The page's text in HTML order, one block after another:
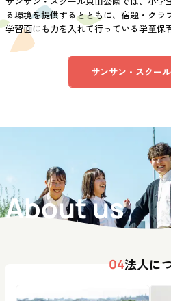
る環境を提供するとともに、宿題・ク
学習面にも力を入れて行っている学童保
サンサン・スクー
About us
04法人に